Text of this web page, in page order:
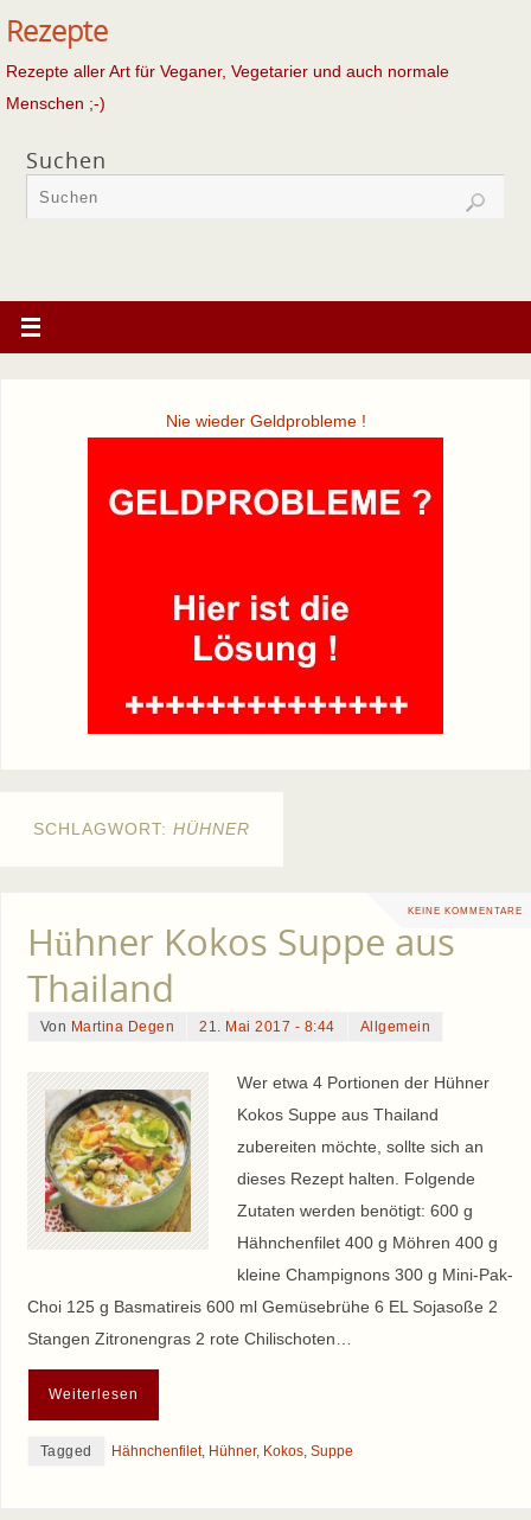
Rezepte
Rezepte aller Art für Veganer, Vegetarier und auch normale
Menschen ;-)
Suchen
Nie wieder Geldprobleme !
SCHLAGWORT: HÜHNER
KEINE KOMMENTARE
Hühner Kokos Suppe aus
Thailand
Von Martina Degen 21. Mai 2017 - 8:44 Allgemein
Wer etwa 4 Portionen der Hühner
Kokos Suppe aus Thailand
zubereiten möchte, sollte sich an
dieses Rezept halten. Folgende
Zutaten werden benötigt: 600 g
Hähnchenfilet 400 g Möhren 400 g
kleine Champignons 300 g Mini-Pak-
Choi 125 g Basmatireis 600 ml Gemüsebrühe 6 EL Sojasoße 2
Stangen Zitronengras 2 rote Chilischoten…
Weiterlesen
Tagged Hähnchenfilet, Hühner, Kokos, Suppe